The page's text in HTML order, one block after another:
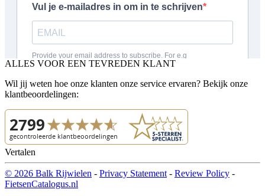
ALLES VOOR EEN TEVREDEN KLANT
Wil jij weten hoe onze klanten onze service ervaren? Bekijk onze
klantbeoordelingen:
Vertalen
© 2026 Balk Rijwielen - Privacy Statement - Review Policy -
FietsenCatalogus.nl